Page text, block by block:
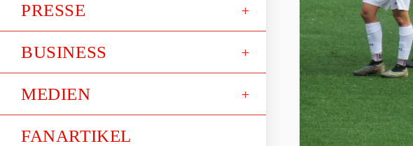
PRESSE
BUSINESS
MEDIEN
FANARTIKEL